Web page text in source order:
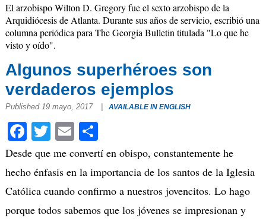
El arzobispo Wilton D. Gregory fue el sexto arzobispo de la
Arquidiócesis de Atlanta. Durante sus años de servicio, escribió una
columna periódica para The Georgia Bulletin titulada "Lo que he
visto y oído".
Algunos superhéroes son
verdaderos ejemplos
Published 19 mayo, 2017 | AVAILABLE IN ENGLISH
Facebook
Twitter
EmailCompartir
Desde que me convertí en obispo, constantemente he
hecho énfasis en la importancia de los santos de la Iglesia
Católica cuando confirmo a nuestros jovencitos. Lo hago
porque todos sabemos que los jóvenes se impresionan y